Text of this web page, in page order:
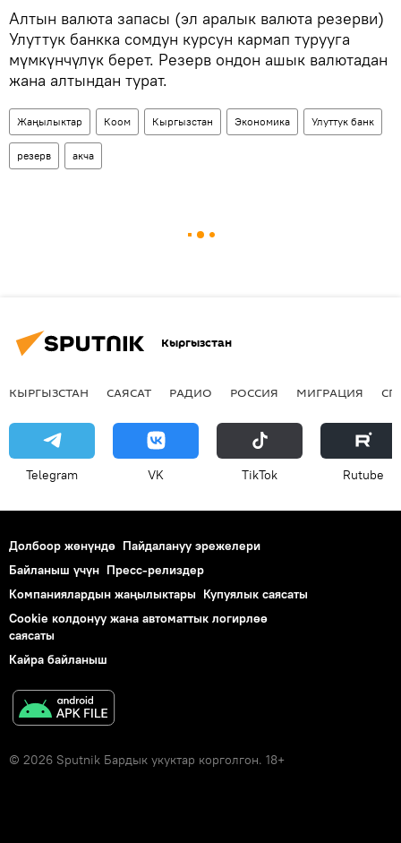
Алтын валюта запасы (эл аралык валюта резерви)
Улуттук банкка сомдун курсун кармап турууга
мүмкүнчүлүк берет. Резерв ондон ашык валютадан
жана алтындан турат.
Жаңылыктар Коом Кыргызстан Экономика Улуттук банк
резерв акча
Кыргызстан
КЫРГЫЗСТАН САЯСАТ РАДИО РОССИЯ МИГРАЦИЯ
Telegram VK ТikТоk Rutube
Долбоор жөнүндө Пайдалануу эрежелери
Байланыш үчүн Пресс-релиздер
Компаниялардын жаңылыктары Купуялык саясаты
Cookie колдонуу жана автоматтык логирлөө
саясаты
Кайра байланыш
© 2026 Sputnik Бардык укуктар корголгон. 18+